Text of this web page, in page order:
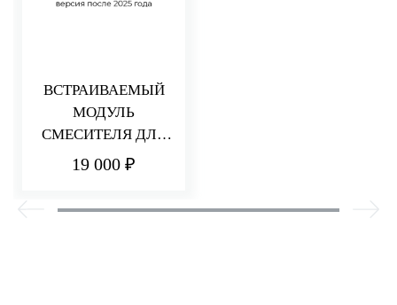
ВСТРАИВАЕМЫЙ
МОДУЛЬ
СМЕСИТЕЛЯ ДЛЯ
РАКОВИНЫ/ДУША
19 000 ₽